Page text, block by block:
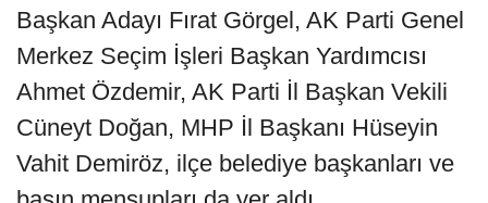
Başkan Adayı Fırat Görgel, AK Parti Genel
Merkez Seçim İşleri Başkan Yardımcısı
Ahmet Özdemir, AK Parti İl Başkan Vekili
Cüneyt Doğan, MHP İl Başkanı Hüseyin
Vahit Demiröz, ilçe belediye başkanları ve